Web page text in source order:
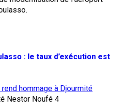
: le taux d’exécution est
hommage à Djourmité
4